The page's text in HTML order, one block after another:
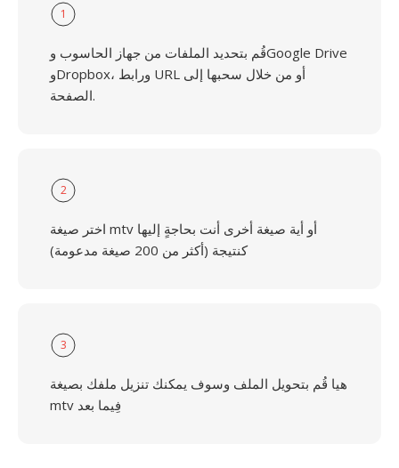
1
قُم بتحديد الملفات من جهاز الحاسوب وGoogle Drive
وDropbox، ورابط URL أو من خلال سحبها إلى
الصفحة.
2
اختر صيغة mtv أو أية صيغة أخرى أنت بحاجةٍ إليها
كنتيجة (أكثر من 200 صيغة مدعومة)
3
هيا قُم بتحويل الملف وسوف يمكنك تنزيل ملفك بصيغة
mtv فِيما بعد